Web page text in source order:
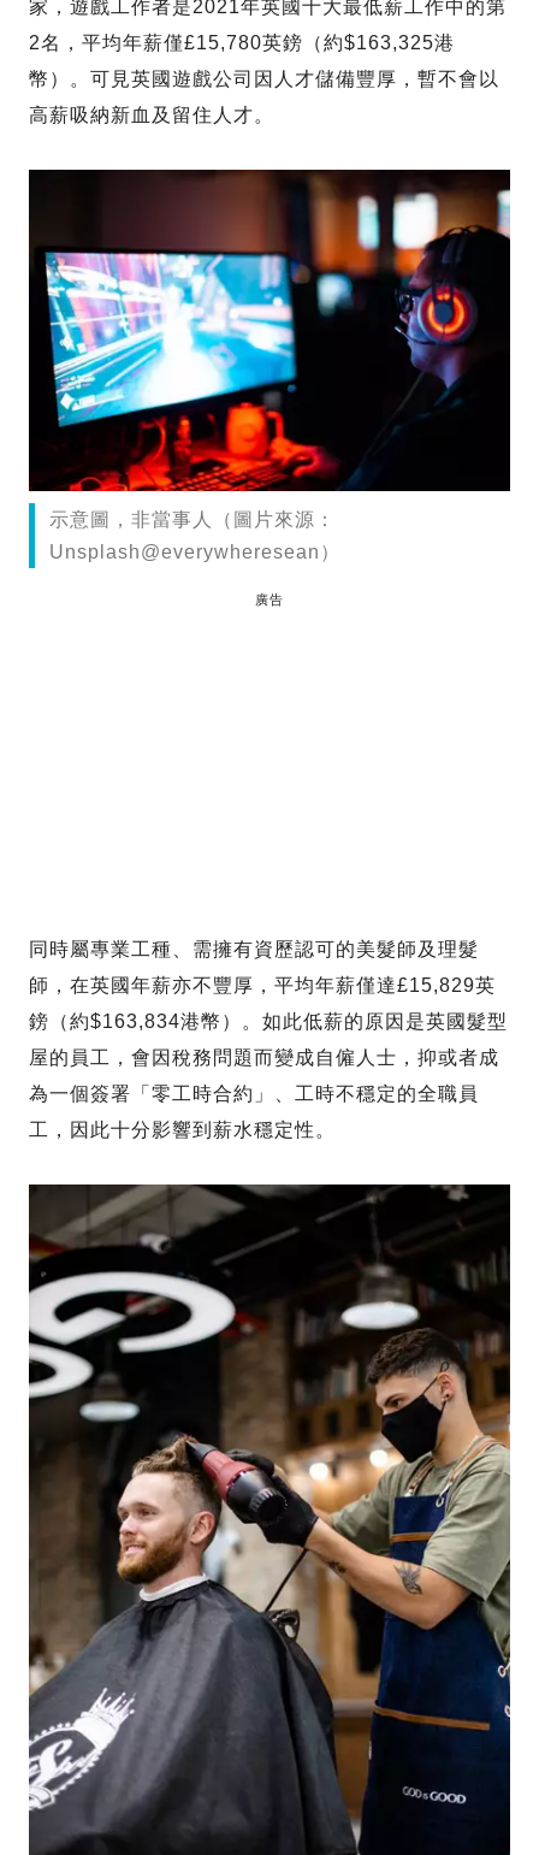
家，遊戲工作者是2021年英國十大最低薪工作中的第
2名，平均年薪僅£15,780英鎊（約$163,325港
幣）。可見英國遊戲公司因人才儲備豐厚，暫不會以
高薪吸納新血及留住人才。
示意圖，非當事人（圖片來源：
Unsplash@everywheresean）
廣告
同時屬專業工種、需擁有資歷認可的美髮師及理髮
師，在英國年薪亦不豐厚，平均年薪僅達£15,829英
鎊（約$163,834港幣）。如此低薪的原因是英國髮型
屋的員工，會因稅務問題而變成自僱人士，抑或者成
為一個簽署「零工時合約」、工時不穩定的全職員
工，因此十分影響到薪水穩定性。